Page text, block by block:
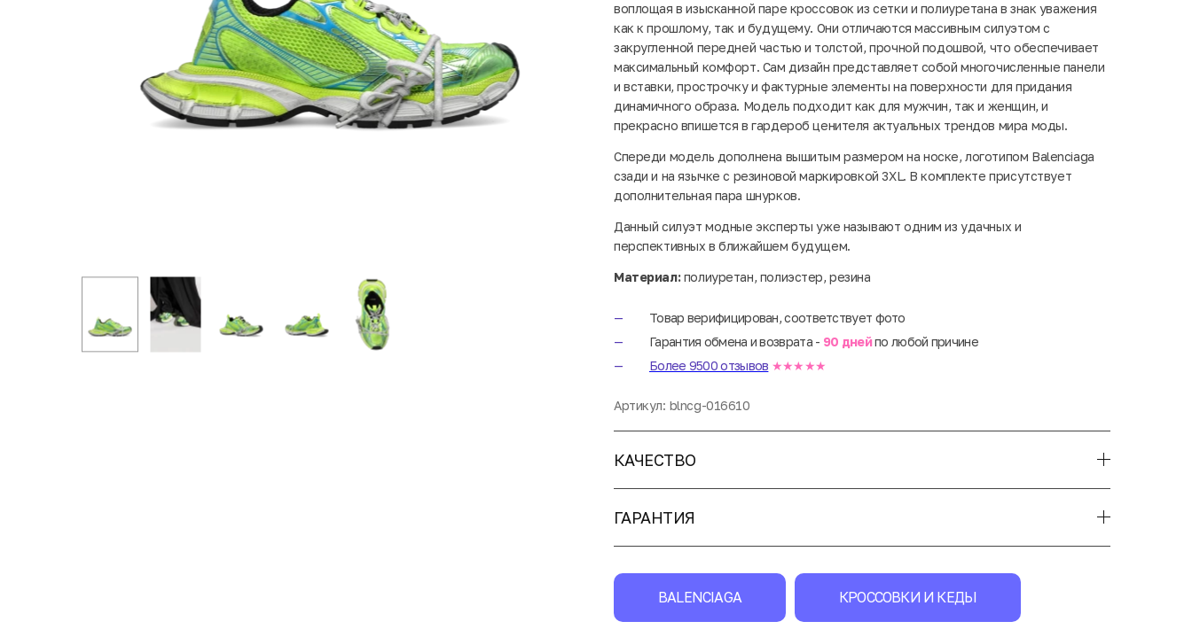
воплощая в изысканной паре кроссовок из сетки и полиуретана в знак уважения
как к прошлому, так и будущему. Они отличаются массивным силуэтом с
закругленной передней частью и толстой, прочной подошвой, что обеспечивает
максимальный комфорт. Сам дизайн представляет собой многочисленные панели
и вставки, прострочку и фактурные элементы на поверхности для придания
динамичного образа. Модель подходит как для мужчин, так и женщин, и
прекрасно впишется в гардероб ценителя актуальных трендов мира моды.
Спереди модель дополнена вышитым размером на носке, логотипом Balenciaga
сзади и на язычке с резиновой маркировкой 3XL. В комплекте присутствует
дополнительная пара шнурков.
Данный силуэт модные эксперты уже называют одним из удачных и
перспективных в ближайшем будущем.
Материал:полиуретан, полиэстер, резина
Товар верифицирован, соответствует фото
Гарантия обмена и возврата - 90 днейпо любой причине
Более 9500 отзывов ★★★★★
Артикул: blncg-016610
КАЧЕСТВО
ГАРАНТИЯ
BALENCIAGA КРОССОВКИ И КЕДЫ